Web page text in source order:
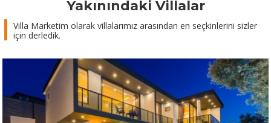
Yakınındaki Villalar
Villa Marketim olarak villalarımız arasından en seçkinlerini sizler
için derledik.